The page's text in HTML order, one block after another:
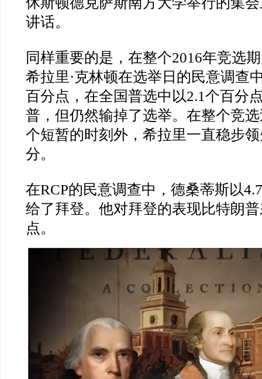
讲话。
同样重要的是，在整个2016年竞选
希拉里·克林顿在选举日的民意调查
百分点，在全国普选中以2.1个百分
普，但仍然输掉了选举。在整个竞
个短暂的时刻外，希拉里一直稳步
分。
在RCP的民意调查中，德桑蒂斯以4.7
给了拜登。他对拜登的表现比特朗
点。